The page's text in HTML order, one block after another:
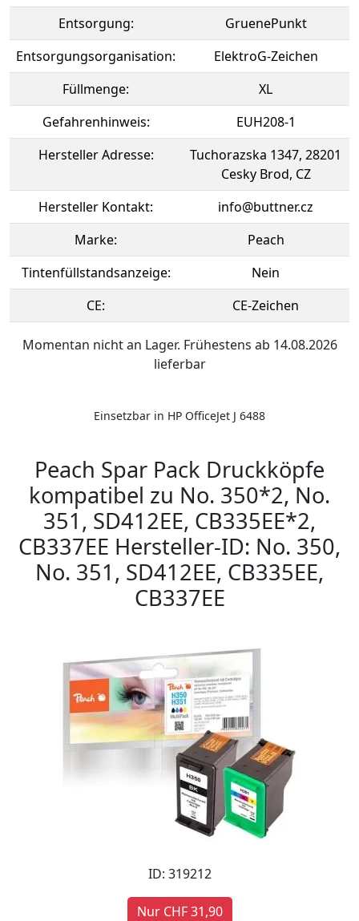
Entsorgung:
GruenePunkt
Entsorgungsorganisation:
ElektroG-Zeichen
Füllmenge:
XL
Gefahrenhinweis:
EUH208-1
Hersteller Adresse:
Tuchorazska 1347, 28201
Cesky Brod, CZ
Hersteller Kontakt:
info@buttner.cz
Marke:
Peach
Tintenfüllstandsanzeige:
Nein
CE:
CE-Zeichen
Momentan nicht an Lager. Frühestens ab 14.08.2026
lieferbar
Einsetzbar in HP OfficeJet J 6488
Peach Spar Pack Druckköpfe
kompatibel zu No. 350*2, No.
351, SD412EE, CB335EE*2,
CB337EE Hersteller-ID: No. 350,
No. 351, SD412EE, CB335EE,
CB337EE
ID: 319212
Nur CHF 31,90